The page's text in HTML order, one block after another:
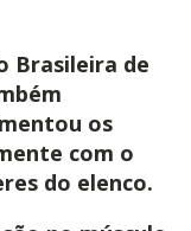
Brasileira de
os
com o
do elenco.